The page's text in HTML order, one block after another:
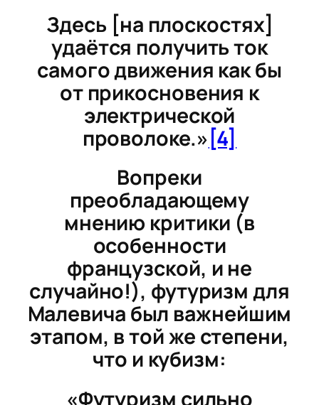
Здесь [на плоскостях]
удаётся получить ток
самого движения как бы
от прикосновения к
электрической
проволоке.» [4]
Вопреки
преобладающему
мнению критики (в
особенности
французской, и не
случайно!), футуризм для
Малевича был важнейшим
этапом, в той же степени,
что и кубизм:
«Футуризм сильно